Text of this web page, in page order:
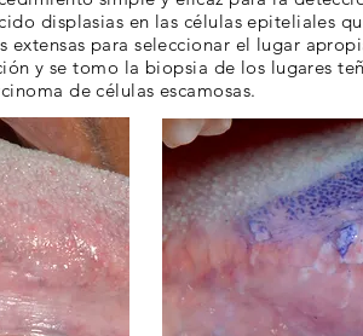
displasias en las células epiteliales
extensas para seleccionar el lugar
y se tomo la biopsia de los lugares
de células escamosas.